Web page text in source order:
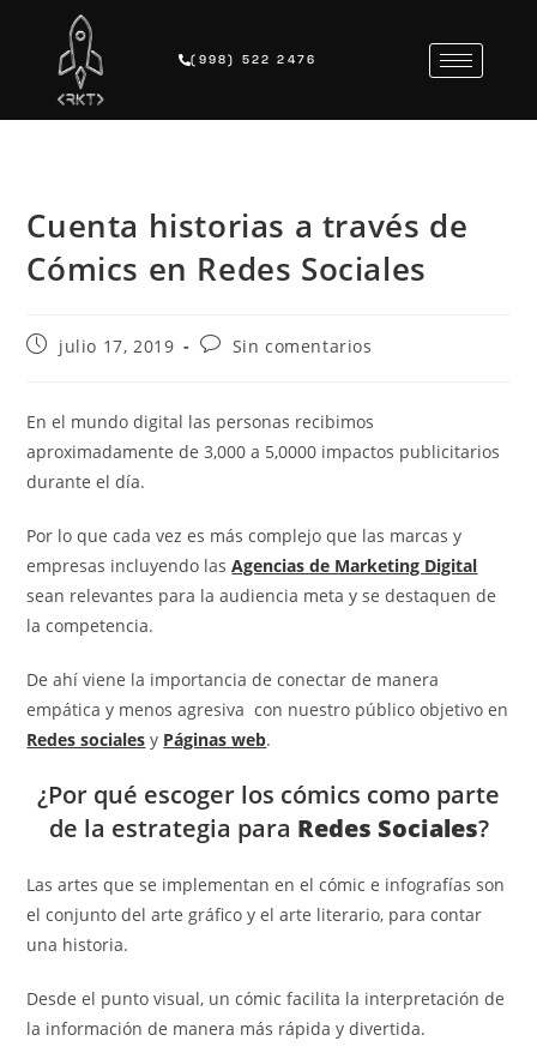
(998) 522 2476
Cuenta historias a través de
Cómics en Redes Sociales
julio 17, 2019 Sin comentarios
En el mundo digital las personas recibimos
aproximadamente de 3,000 a 5,0000 impactos publicitarios
durante el día.
Por lo que cada vez es más complejo que las marcas y
empresas incluyendo lasAgencias de Marketing Digital
sean relevantes para la audiencia meta y se destaquen de
la competencia.
De ahí viene la importancia de conectar de manera
empática y menos agresiva con nuestro público objetivo en
Redes sociales y Páginas web.
¿Por qué escoger los cómics como parte
de la estrategia para Redes Sociales?
Las artes que se implementan en el cómic e infografías son
el conjunto del arte gráfico y el arte literario, para contar
una historia.
Desde el punto visual, un cómic facilita la interpretación de
la información de manera más rápida y divertida.